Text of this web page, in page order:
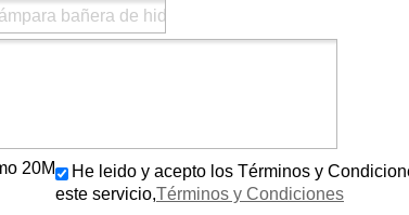
20M
He leido y acepto los Términos y
este servicio,Términos y Condiciones